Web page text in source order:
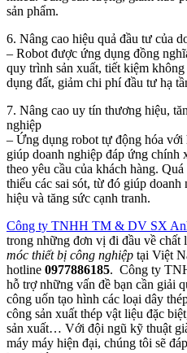
sản phẩm.
6. Nâng cao hiệu quả đầu tư của
– Robot được ứng dụng đồng
quy trình sản xuất, tiết kiệm
dụng đất, giảm chi phí đầu tư hạ
7. Nâng cao uy tín thương hiệu,
nghiệp
– Ứng dụng robot tự động hóa với
giúp doanh nghiệp đáp ứng chính
theo yêu cầu của khách hàng.
thiểu các sai sót, từ đó giúp
hiệu và tăng sức cạnh tranh.
Công ty TNHH TM & DV SX
trong những đơn vị đi đầu về chất
móc thiết bị công nghiệp tại Việt
hotline 0977886185. Công ty
hỗ trợ những vấn đề bạn cần giải
công uốn tạo hình các loại dây
công sản xuất thép vật liệu đặc
sản xuất… Với đội ngũ kỹ thuật
máy máy hiện đại, chúng tôi sẽ